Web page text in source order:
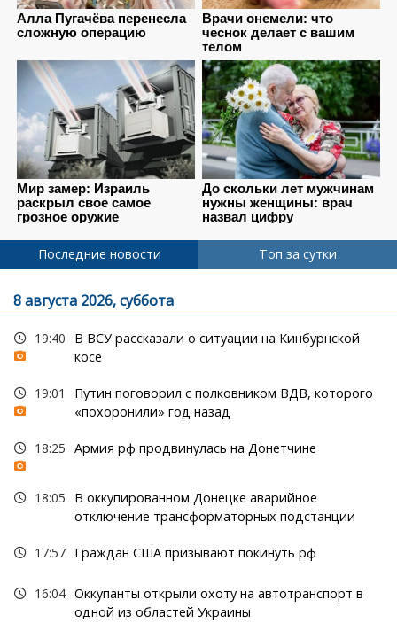
Последние новости Топ за сутки
8 августа 2026, суббота
19:40
В ВСУ рассказали о ситуации на Кинбурнской
косе
19:01
Путин поговорил с полковником ВДВ, которого
«похоронили» год назад
18:25 Армия рф продвинулась на Донетчине
18:05
В оккупированном Донецке аварийное
отключение трансформаторных подстанции
17:57 Граждан США призывают покинуть рф
16:04 Оккупанты открыли охоту на автотранспорт в
одной из областей Украины